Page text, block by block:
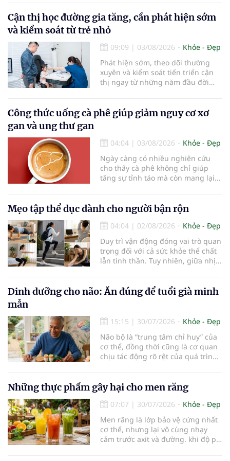
bàn chải quá lâu có thể làm giảm
hiệu quả làm sạch và ảnh hưởng
đến sức khỏe răng miệng...
Cận thị học đường gia tăng, cần phát hiện sớm
và kiểm soát từ trẻ nhỏ
09:09 | 03/08/2026
Khỏe - Đẹp
Phát hiện sớm, theo dõi thường
xuyên và kiểm soát tiến triển cận
thị ngay từ những năm đầu đời
trẻ. Đây cũng là định hướng của
Trung tâm Nhãn nhi và Kiểm soát
Đô đưa vào hoạt động ngày 1/8.
Công thức uống cà phê giúp giảm nguy cơ xơ
gan và ung thư gan
04:04 | 03/08/2026
Khỏe - Đẹp
Ngày càng có nhiều nghiên cứu
cho thấy cà phê không chỉ giúp
tăng sự tỉnh táo mà còn mang lại
đóng vai trò lọc độc tố, chuyển hóa
thuốc và dự trữ nhiều vitamin,
khoáng chất thiết yếu nhưng cũng
rất dễ bị tổn thương…
Mẹo tập thể dục dành cho người bận rộn
04:04 | 02/08/2026
Khỏe - Đẹp
Duy trì vận động đóng vai trò quan
trọng đối với cả sức khỏe thể chất
lẫn tinh thần. Tuy nhiên, giữa nhịp
cho các hoạt động tập luyện
thường trở thành một thách thức
Dinh dưỡng cho não: Ăn đúng để tuổi già minh
mẫn
15:15 | 30/07/2026
Khỏe - Đẹp
Não bộ là “trung tâm chỉ huy” của
cơ thể, đồng thời cũng là cơ quan
chịu tác động rõ rệt của quá trình
mạnh, có thể góp phần bảo vệ tế
bào thần kinh, duy trì trí nhớ và
giúp NCT sống minh mẫn, tự chủ
lâu hơn.
Những thực phẩm gây hại cho men răng
07:07 | 30/07/2026
Khỏe - Đẹp
Men răng là lớp bảo vệ cứng nhất
cơ thể, nhưng lại vô cùng nhạy
cảm trước axit và đường. khi độ pH